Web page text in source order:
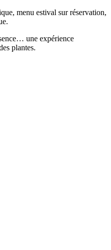
menu estival sur réservation,
une expérience
plantes.